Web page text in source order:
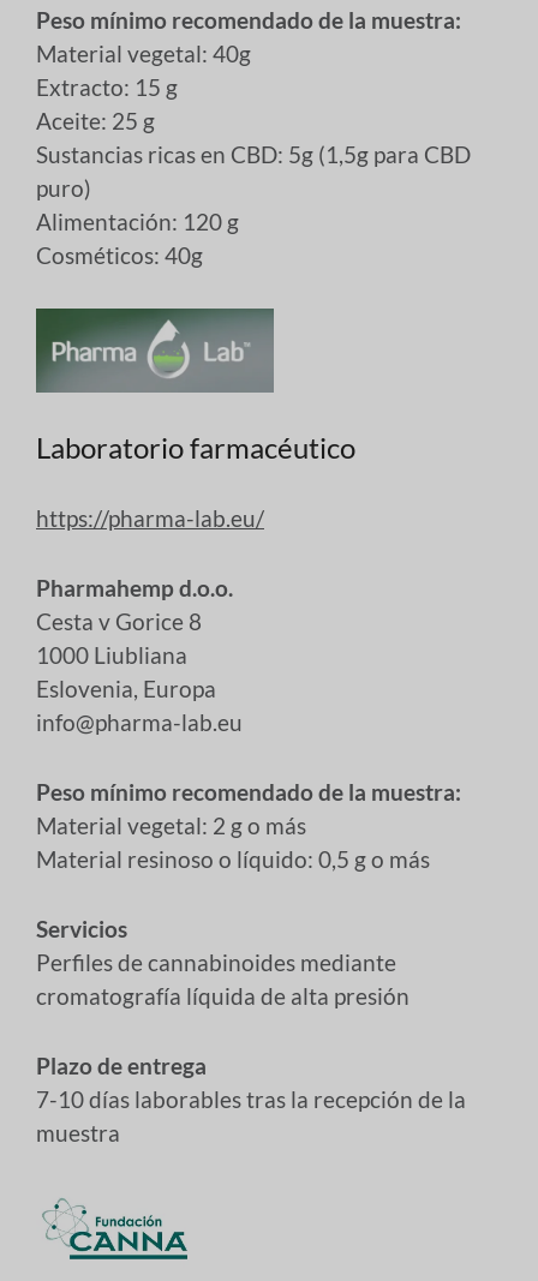
Peso mínimo recomendado de la muestra:
Material vegetal: 40g
Extracto: 15 g
Aceite: 25 g
Sustancias ricas en CBD: 5g (1,5g para CBD
puro)
Alimentación: 120 g
Cosméticos: 40g
Laboratorio farmacéutico
https://pharma-lab.eu/
Pharmahemp d.o.o.
Cesta v Gorice 8
1000 Liubliana
Eslovenia, Europa
info@pharma-lab.eu
Peso mínimo recomendado de la muestra:
Material vegetal: 2 g o más
Material resinoso o líquido: 0,5 g o más
Servicios
Perfiles de cannabinoides mediante
cromatografía líquida de alta presión
Plazo de entrega
7-10 días laborables tras la recepción de la
muestra